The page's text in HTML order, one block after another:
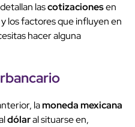
lascotizacionesen
y los factores que influyen en
hacer alguna
lamoneda mexicana
dólaral situarse en,